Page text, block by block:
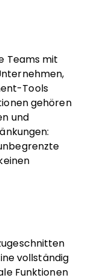
Teams mit
Tools
gehören
und
vollständig
Funktionen